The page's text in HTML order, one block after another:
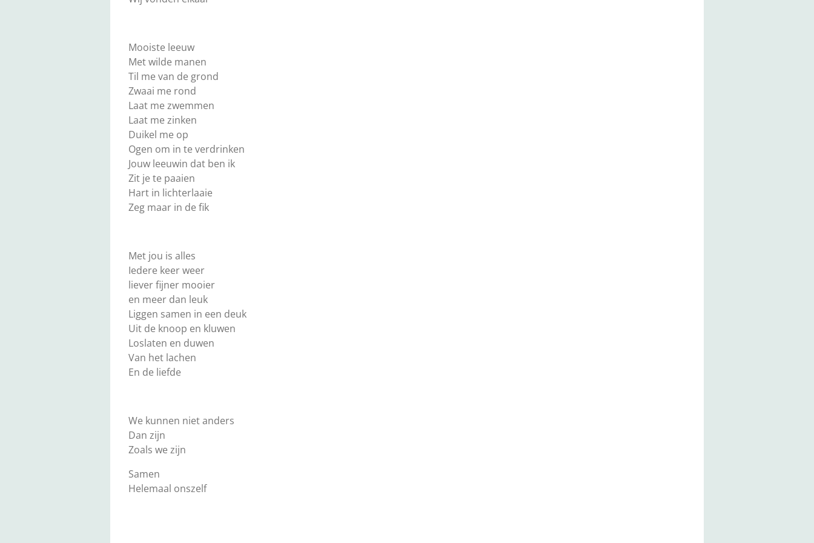
Mooiste leeuw
Met wilde manen
Til me van de grond
Zwaai me rond
Laat me zwemmen
Laat me zinken
Duikel me op
Ogen om in te verdrinken
Jouw leeuwin dat ben ik
Zit je te paaien
Hart in lichterlaaie
Zeg maar in de fik
Met jou is alles
Iedere keer weer
liever fijner mooier
en meer dan leuk
Liggen samen in een deuk
Uit de knoop en kluwen
Loslaten en duwen
Van het lachen
En de liefde
We kunnen niet anders
Dan zijn
Zoals we zijn
Samen
Helemaal onszelf